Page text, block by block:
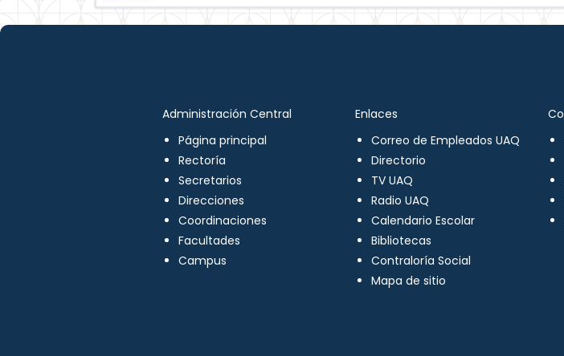
Administración Central
Página principal
Rectoría
Secretarios
Direcciones
Coordinaciones
Facultades
Campus
Enlaces
Correo de Empleados UAQ
Directorio
TV UAQ
Radio UAQ
Calendario Escolar
Bibliotecas
Contraloría Social
Mapa de sitio